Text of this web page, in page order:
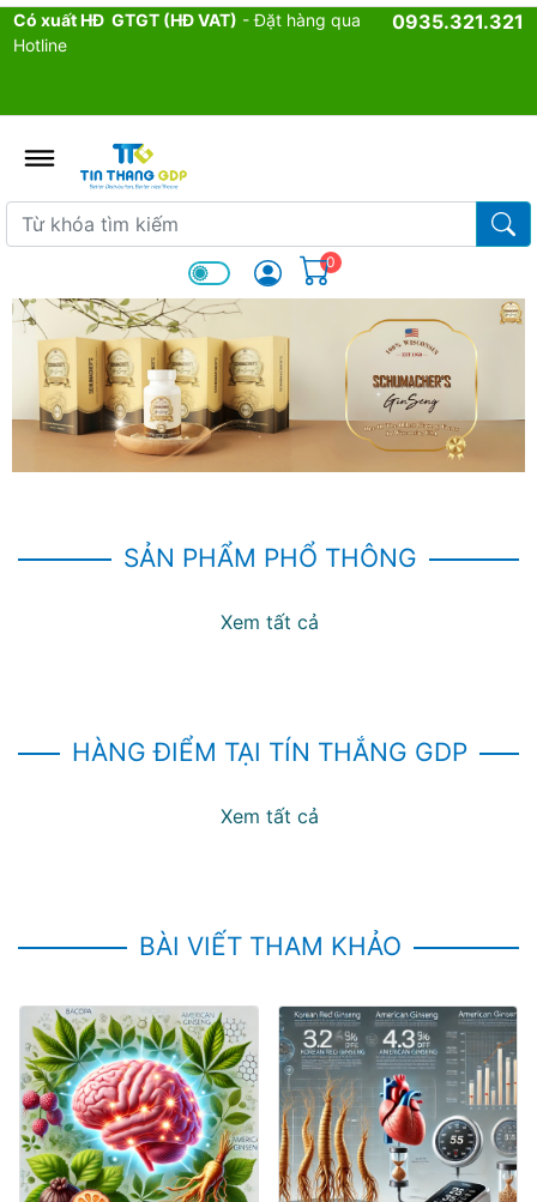
Có xuất HĐ GTGT (HĐ VAT) - Đặt hàng qua
Hotline
0935.321.321
Từ khóa tìm kiếm
Từ
0
SẢN PHẨM PHỔ THÔNG
Xem tất cả
HÀNG ĐIỂM TẠI TÍN THẮNG GDP
Xem tất cả
BÀI VIẾT THAM KHẢO